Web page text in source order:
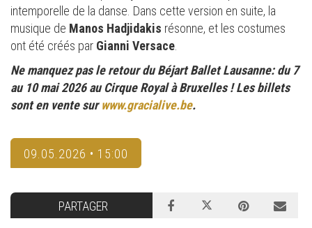
intemporelle de la danse. Dans cette version en suite, la
musique de Manos Hadjidakis résonne, et les costumes
ont été créés par Gianni Versace.
Ne manquez pas le retour du Béjart Ballet Lausanne: du 7
au 10 mai 2026 au Cirque Royal à Bruxelles ! Les billets
sont en vente surwww.gracialive.be.
09.05.2026 • 15:00
PARTAGER